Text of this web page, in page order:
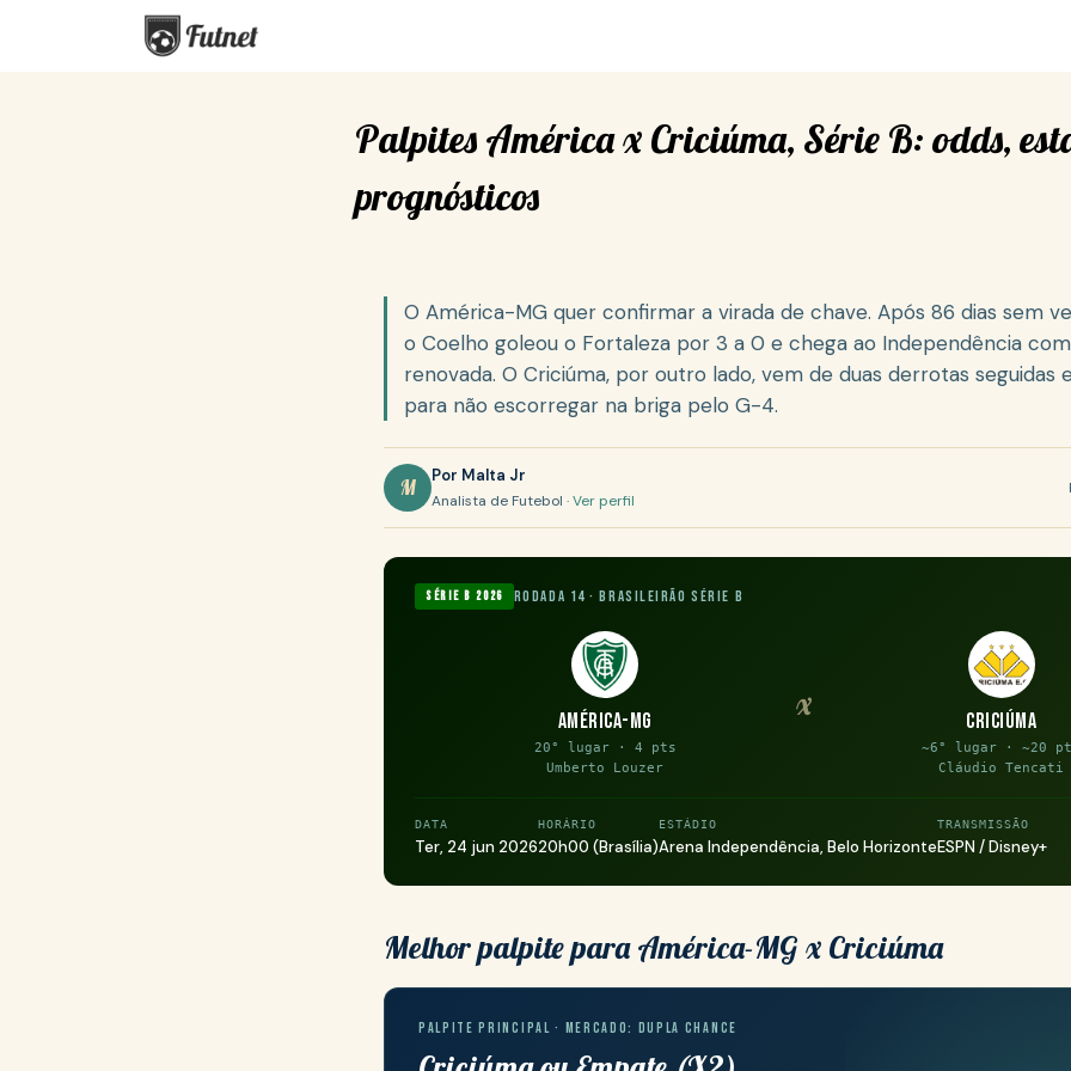
Palpites América x Criciúma, Série B: odds,
prognósticos
O América-MG quer confirmar a virada de chave. Após 86 dias sem
o Coelho goleou o Fortaleza por 3 a 0 e chega ao Independência
renovada. O Criciúma, por outro lado, vem de duas derrotas seguidas
para não escorregar na briga pelo G-4.
M Por Malta Jr
Analista de Futebol ·Ver perfil
Série B 2026 Rodada 14 · Brasileirão Série B
América-MG
20° lugar · 4 pts
Umberto Louzer
x Criciúma
~6° lugar · ~20
Cláudio Tencati
DATA
Ter, 24 jun 2026
HORÁRIO
20h00 (Brasília)
ESTÁDIO
Arena Independência, Belo Horizonte
TRANSMISSÃO
ESPN / Disney+
Melhor palpite para América-MG x Criciúma
PALPITE PRINCIPAL · MERCADO: DUPLA CHANCE